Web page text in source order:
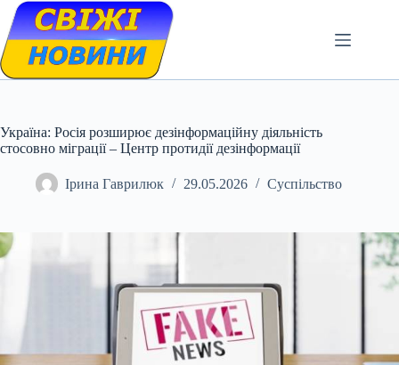
Skip
content
Україна: Росія розширює дезінформаційну діяльність
стосовно міграції – Центр протидії дезінформації
Ірина Гаврилюк 29.05.2026 Суспільство